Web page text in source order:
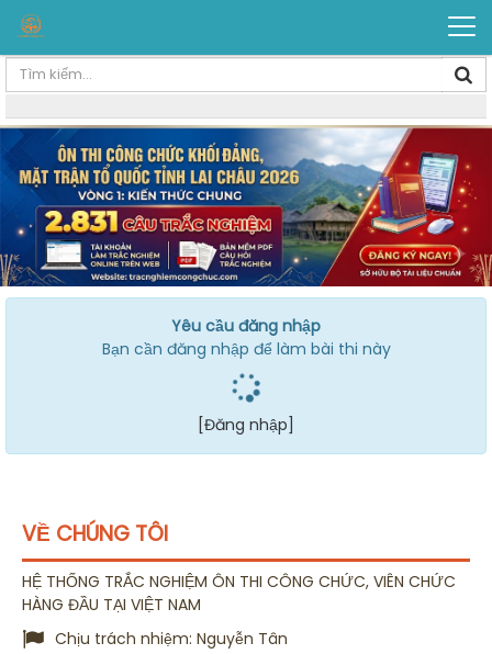
Yêu cầu đăng nhập
Bạn cần đăng nhập để làm bài thi này
[Đăng nhập]
VỀ CHÚNG TÔI
HỆ THỐNG TRẮC NGHIỆM ÔN THI CÔNG CHỨC, VIÊN CHỨC
HÀNG ĐẦU TẠI VIỆT NAM
Chịu trách nhiệm: Nguyễn Tân